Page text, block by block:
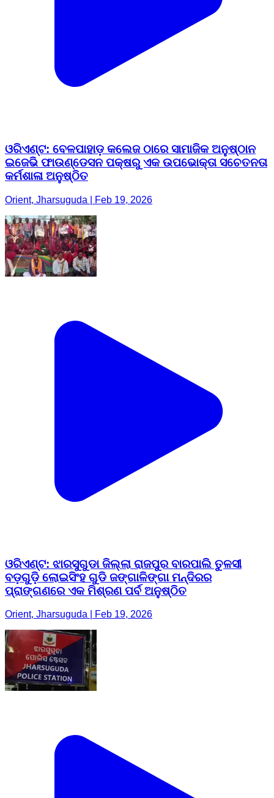
ଓରିଏଣ୍ଟ: ବେଳପାହାଡ଼ କଲେଜ ଠାରେ ସାମାଜିକ ଅନୁଷ୍ଠାନ
ଇଜେଭି ଫାଉଣ୍ଡେସନ ପକ୍ଷରୁ ଏକ ଉପଭୋକ୍ତା ସଚେତନତା
କର୍ମଶାଳା ଅନୁଷ୍ଠିତ
Orient, Jharsuguda | Feb 19, 2026
ଓରିଏଣ୍ଟ: ଝାରସୁଗୁଡା ଜିଲ୍ଲା ରାଜପୁର ବାରପାଲି ତୁଳସୀ
ବଡ଼ଗୁଡ଼ି ଲୋଇସିଂହ ଗୁଡି ଜଙ୍ଗାଳିଙ୍ଗା ମନ୍ଦିରର
ପ୍ରାଙ୍ଗଣରେ ଏକ ମିଶ୍ରଣ ପର୍ବ ଅନୁଷ୍ଠିତ
Orient, Jharsuguda | Feb 19, 2026